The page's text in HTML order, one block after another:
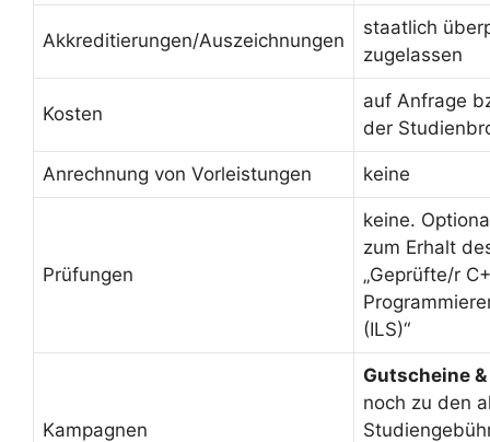
Akkreditierungen/Auszeichnungen
staatlich
zugelassen
Kosten
auf Anfrage
der
Anrechnung von Vorleistungen keine
Prüfungen
keine.
zum Erhalt
„Geprüfte/r
(ILS)“
Kampagnen
Gutscheine
noch zu den